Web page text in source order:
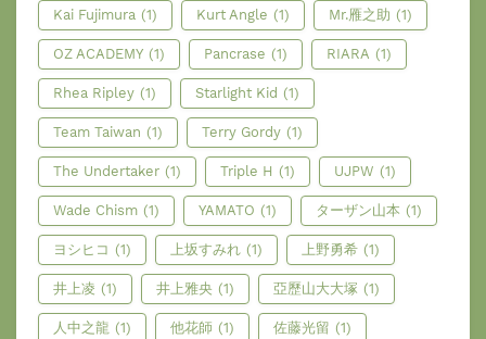
Kai Fujimura (1) Kurt Angle (1) Mr.雁之助 (1)
OZ ACADEMY (1) Pancrase (1) RIARA (1)
Rhea Ripley (1) Starlight Kid (1)
Team Taiwan (1) Terry Gordy (1)
The Undertaker (1) Triple H (1) UJPW (1)
Wade Chism (1) YAMATO (1) ターザン山本 (1)
ヨシヒコ (1) 上坂すみれ (1) 上野勇希 (1)
井上凌 (1) 井上雅央 (1) 亞歷山大大塚 (1)
人中之龍 (1) 他花師 (1) 佐藤光留 (1)